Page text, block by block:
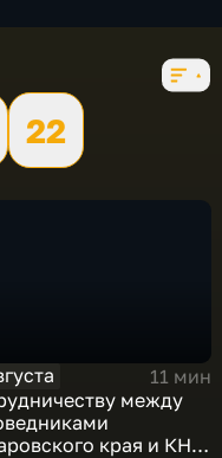
22
11 мин
между
края и КНР